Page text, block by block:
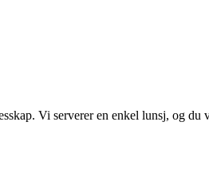
Vi serverer en enkel lunsj, og